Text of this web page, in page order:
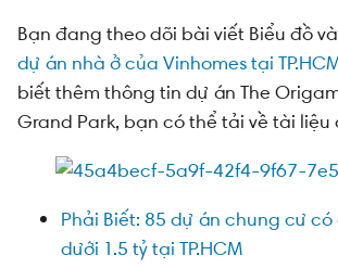
Bạn đang theo dõi bài viết Biểu đồ
dự án nhà ở của Vinhomes tại
biết thêm thông tin dự án The
Grand Park, bạn có thể tải về tài liệu
Phải Biết: 85 dự án chung cư
dưới 1.5 tỷ tại TP.HCM